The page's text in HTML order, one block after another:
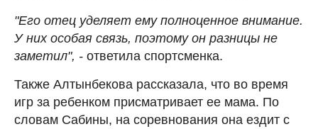
"Его отец уделяет ему полноценное внимание.
У них особая связь, поэтому он разницы не
заметил", - ответила спортсменка.
Также Алтынбекова рассказала, что во время
игр за ребенком присматривает ее мама. По
словам Сабины, на соревнования она ездит с